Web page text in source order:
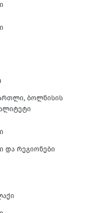
ბოლნისის
და რეგიონები